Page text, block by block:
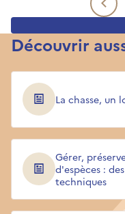
Découvrir
La chasse, un
Gérer,
d'espèces :
techniques